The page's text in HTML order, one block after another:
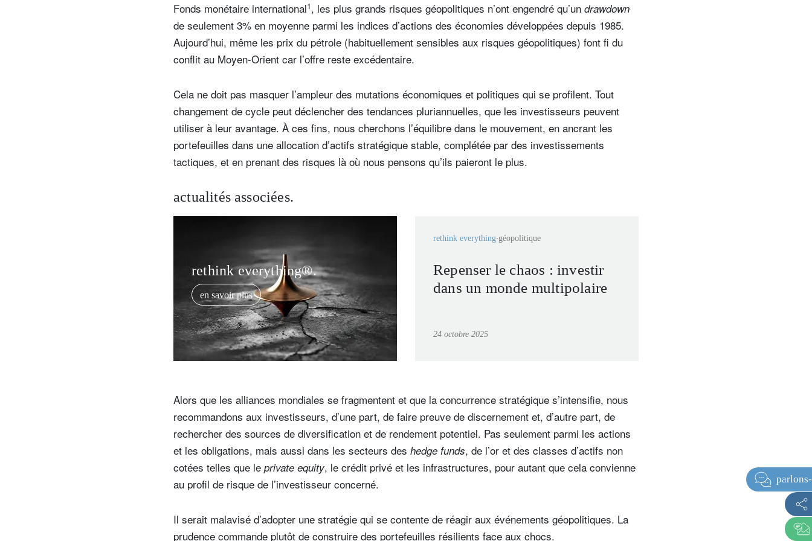
Fonds monétaire international1, les plus grands risques géopolitiques n’ont engendré qu’un drawdown
de seulement 3% en moyenne parmi les indices d’actions des économies développées depuis 1985.
Aujourd’hui, même les prix du pétrole (habituellement sensibles aux risques géopolitiques) font fi du
conflit au Moyen-Orient car l’offre reste excédentaire.
Cela ne doit pas masquer l’ampleur des mutations économiques et politiques qui se profilent. Tout
changement de cycle peut déclencher des tendances pluriannuelles, que les investisseurs peuvent
utiliser à leur avantage. À ces fins, nous cherchons l’équilibre dans le mouvement, en ancrant les
portefeuilles dans une allocation d’actifs stratégique stable, complétée par des investissements
tactiques, et en prenant des risques là où nous pensons qu’ils paieront le plus.
actualités associées.
rethink everything®.
en savoir plus
rethink everything géopolitique
Repenser le chaos : investir
dans un monde multipolaire
24 octobre 2025
Alors que les alliances mondiales se fragmentent et que la concurrence stratégique s’intensifie, nous
recommandons aux investisseurs, d’une part, de faire preuve de discernement et, d’autre part, de
rechercher des sources de diversification et de rendement potentiel. Pas seulement parmi les actions
et les obligations, mais aussi dans les secteurs des hedge funds, de l’or et des classes d’actifs non
cotées telles que le private equity, le crédit privé et les infrastructures, pour autant que cela convienne
au profil de risque de l’investisseur concerné.
Il serait malavisé d’adopter une stratégie qui se contente de réagir aux événements géopolitiques. La
prudence commande plutôt de construire des portefeuilles résilients face aux chocs.